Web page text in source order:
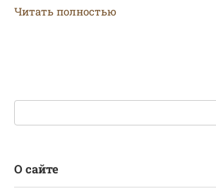
Читать полностью
Поиск:
О сайте